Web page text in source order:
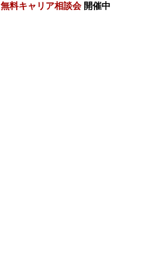
無料キャリア相談会 開催中